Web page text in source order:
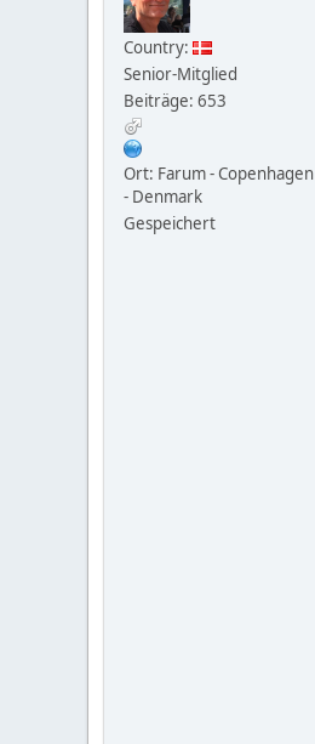
Country:
Senior-Mitglied
Beiträge: 653
Ort: Farum - Copenhagen
- Denmark
Gespeichert